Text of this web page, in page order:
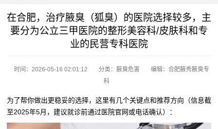
在合肥，治疗腋臭（狐臭）的医院选择较多，主
要分为公立三甲医院的整形美容科/皮肤科和专
业的民营专科医院
时间：2026-05-16 02:01:12 分类： 腋臭危害
编辑：合肥腋秀腋臭专
科
为了帮你做出更稳妥的选择，这里有几个关键点和推荐方向（信息截
至2025年5月，建议就诊前通过医院官网或电话确认）：